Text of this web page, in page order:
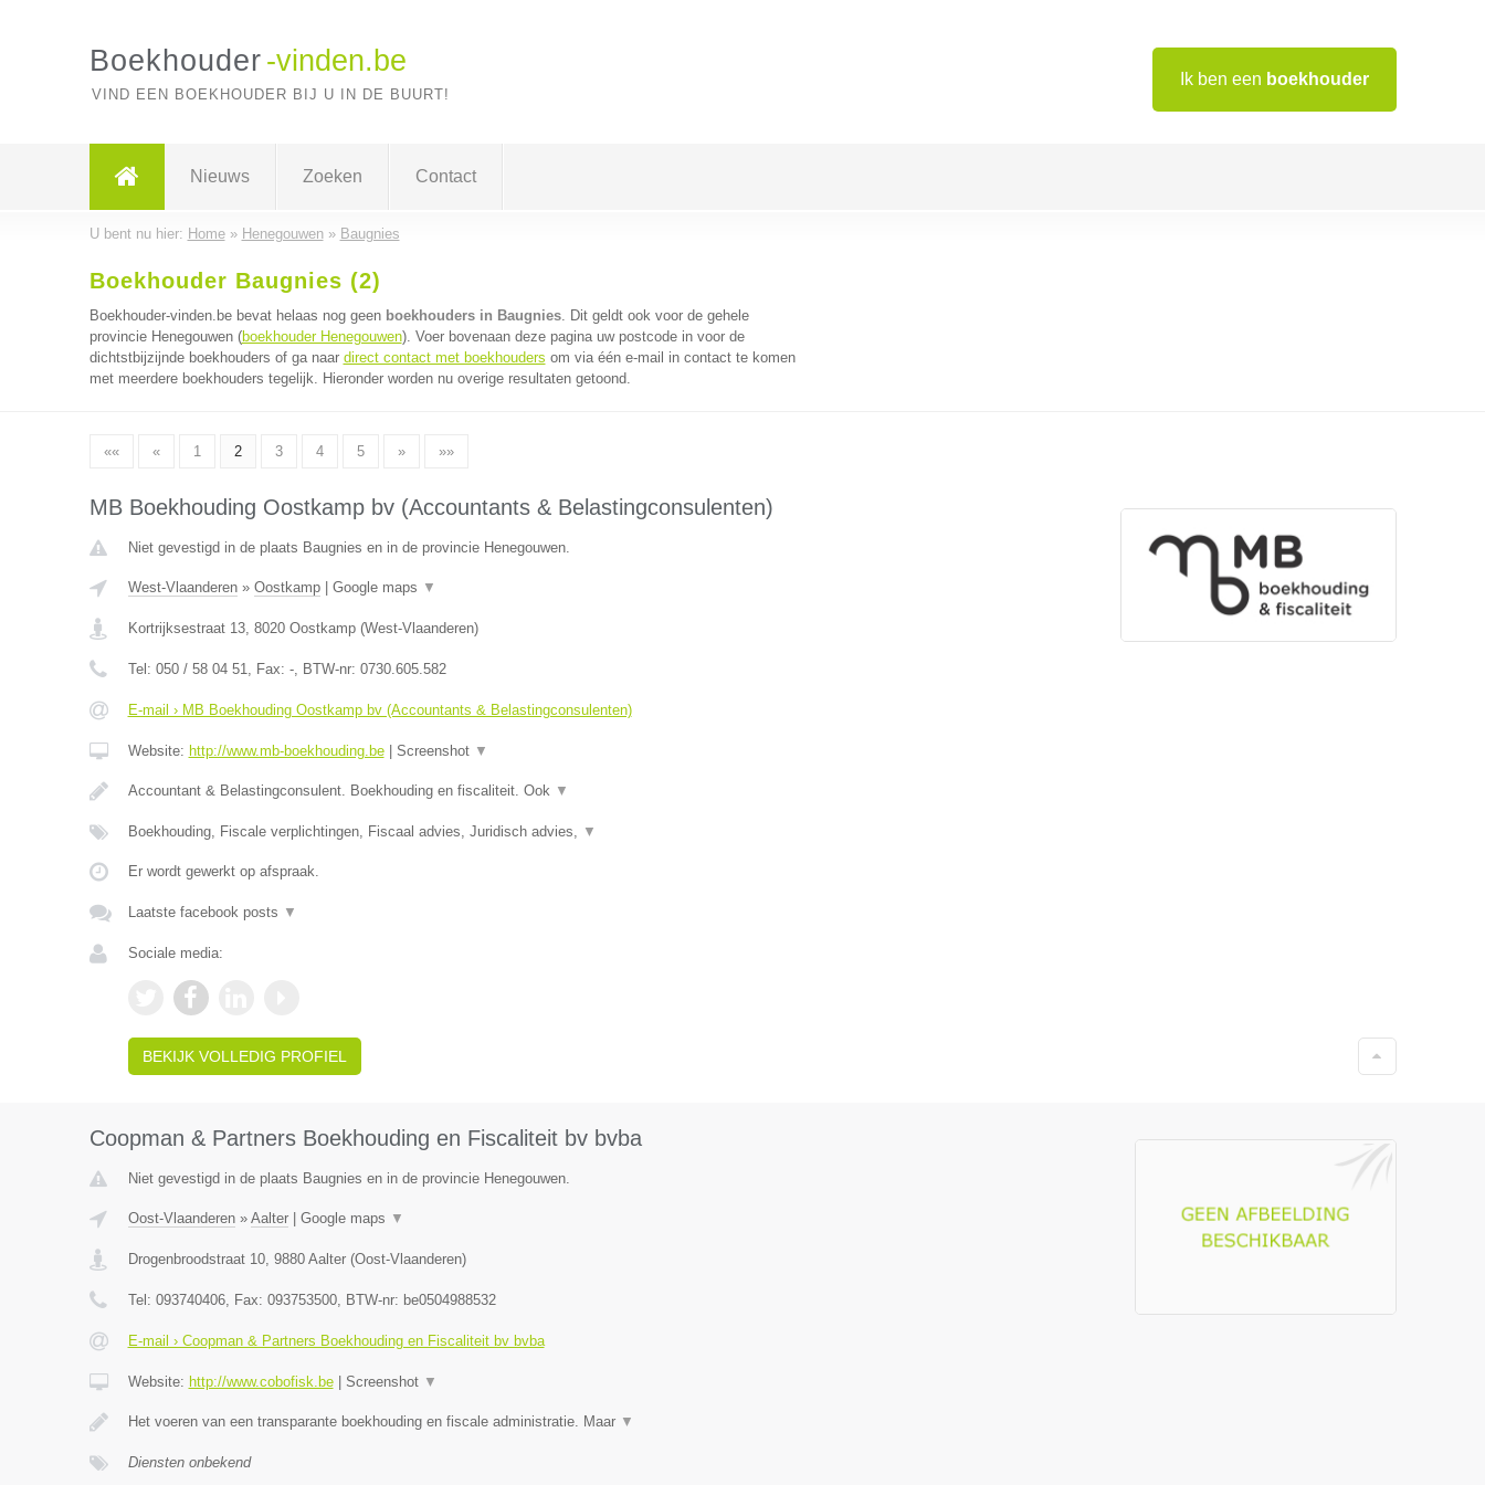
Ik ben een boekhouder
Boekhouder -vinden.be
VIND EEN BOEKHOUDER BIJ U IN DE BUURT!
Nieuws Zoeken Contact
U bent nu hier: Home» Henegouwen» Baugnies
Boekhouder Baugnies (2)
Boekhouder-vinden.be bevat helaas nog geen boekhouders in Baugnies. Dit geldt ook voor de gehele
provincie Henegouwen (boekhouder Henegouwen). Voer bovenaan deze pagina uw postcode in voor de
dichtstbijzijnde boekhouders of ga naar direct contact met boekhouders om via één e-mail in contact te komen
met meerdere boekhouders tegelijk. Hieronder worden nu overige resultaten getoond.
«« « 1 2 3 4 5 » »»
MB Boekhouding Oostkamp bv (Accountants & Belastingconsulenten)
Niet gevestigd in de plaats Baugnies en in de provincie Henegouwen.
West-Vlaanderen» Oostkamp| Google maps ▼
Kortrijksestraat 13, 8020 Oostkamp(West-Vlaanderen)
Tel: 050 / 58 04 51, Fax: -, BTW-nr: 0730.605.582
E-mail › MB Boekhouding Oostkamp bv (Accountants & Belastingconsulenten)
Website: http://www.mb-boekhouding.be| Screenshot ▼
Accountant & Belastingconsulent. Boekhouding en fiscaliteit. Ook ▼
Boekhouding, Fiscale verplichtingen, Fiscaal advies, Juridisch advies, ▼
Er wordt gewerkt op afspraak.
Laatste facebook posts ▼
Sociale media:
BEKIJK VOLLEDIG PROFIEL
Coopman & Partners Boekhouding en Fiscaliteit bv bvba
Niet gevestigd in de plaats Baugnies en in de provincie Henegouwen.
Oost-Vlaanderen» Aalter| Google maps ▼
Drogenbroodstraat 10, 9880 Aalter(Oost-Vlaanderen)
Tel: 093740406, Fax: 093753500, BTW-nr: be0504988532
E-mail › Coopman & Partners Boekhouding en Fiscaliteit bv bvba
Website: http://www.cobofisk.be| Screenshot ▼
Het voeren van een transparante boekhouding en fiscale administratie. Maar ▼
Diensten onbekend